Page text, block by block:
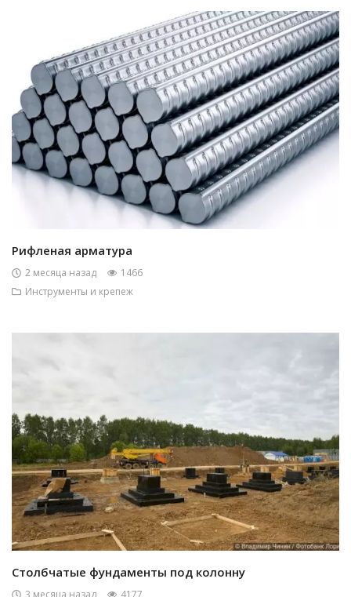
Рифленая арматура
2 месяца назад
1466
Инструменты и крепеж
Столбчатые фундаменты под колонну
3 месяца назад
4177